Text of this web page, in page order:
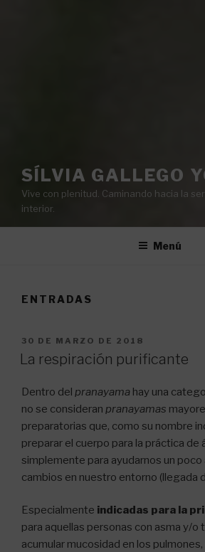
SÍLVIA GALLEGO
Vive con plenitud. Caminando hacia la
interior.
Menú
ENTRADAS
PUBLICADO
EL
30 DE MARZO DE 2018
La respiración purificante
Dentro del pranayama hay una
no se consideran pranayamas
preparatorias que, como su nombre
preparar el cuerpo para la práctica de
simplemente para ayudarnos un poco
cambios en nuestro entorno (llegada
Especialmente indicadas para la
para aquellas personas con asma y/o
acumular mucosidad en los